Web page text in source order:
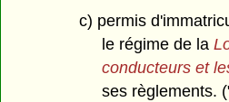
c) permis
le régime de la
conducteurs et
ses règlements.